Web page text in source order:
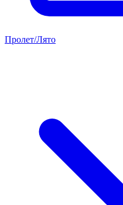
Пролет/Лято